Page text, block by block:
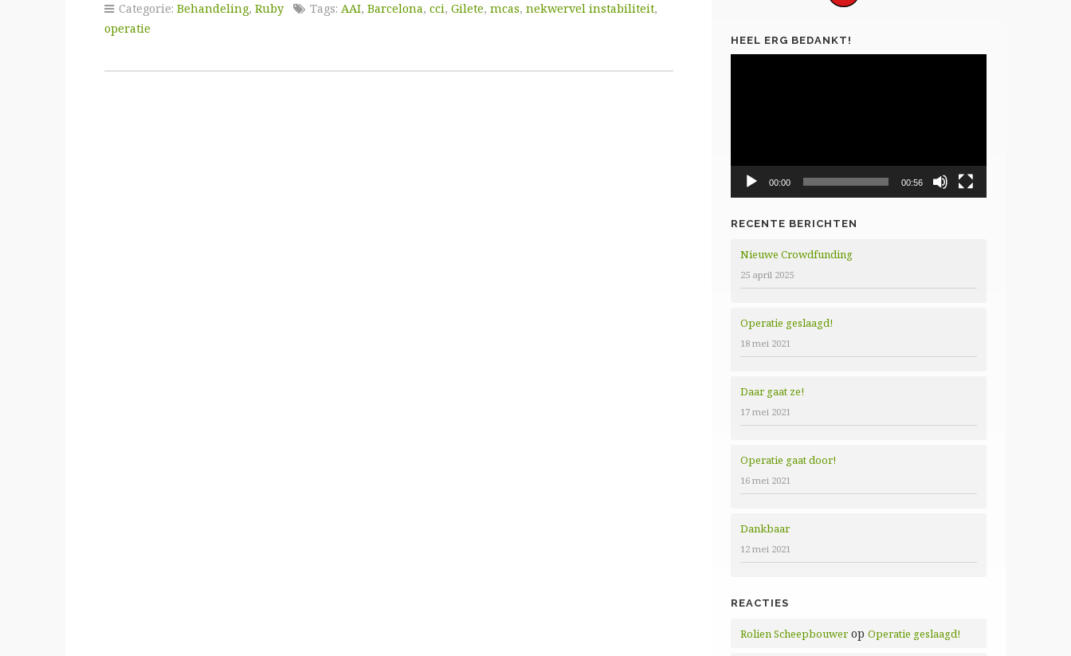
Categorie: Behandeling, Ruby Tags: AAI, Barcelona, cci, Gilete, mcas, nekwervel instabiliteit,
operatie
HEEL ERG BEDANKT!
00:00 00:56
RECENTE BERICHTEN
Nieuwe Crowdfunding
25 april 2025
Operatie geslaagd!
18 mei 2021
Daar gaat ze!
17 mei 2021
Operatie gaat door!
16 mei 2021
Dankbaar
12 mei 2021
REACTIES
Rolien Scheepbouwer opOperatie geslaagd!